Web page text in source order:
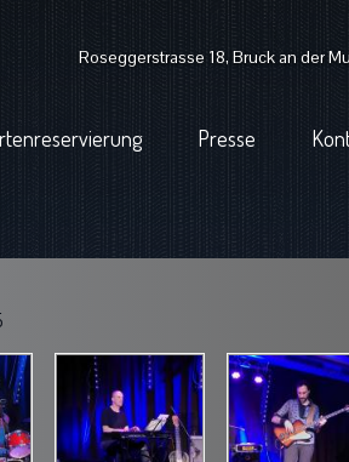
Roseggerstrasse 18, Bruck an der
Presse